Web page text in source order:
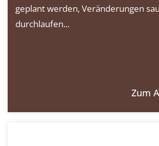
geplant werden, Veränderungen
durchlaufen...
Zum